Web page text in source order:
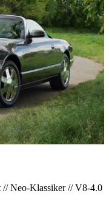
Neo-Klassiker // V8-4.0